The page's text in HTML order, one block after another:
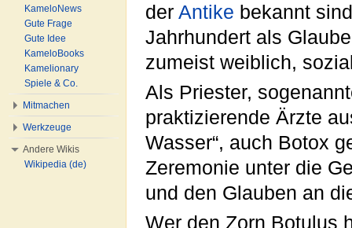
der Antike bekannt
Jahrhundert als
zumeist weiblich,
Als Priester,
praktizierende Ärzte
Wasser“, auch Botox
Zeremonie unter die
und den Glauben an
Wer den Zorn Botulus
KameloNews
Gute Frage
Gute Idee
KameloBooks
Kamelionary
Spiele & Co.
Mitmachen
Werkzeuge
Andere Wikis
Wikipedia (de)